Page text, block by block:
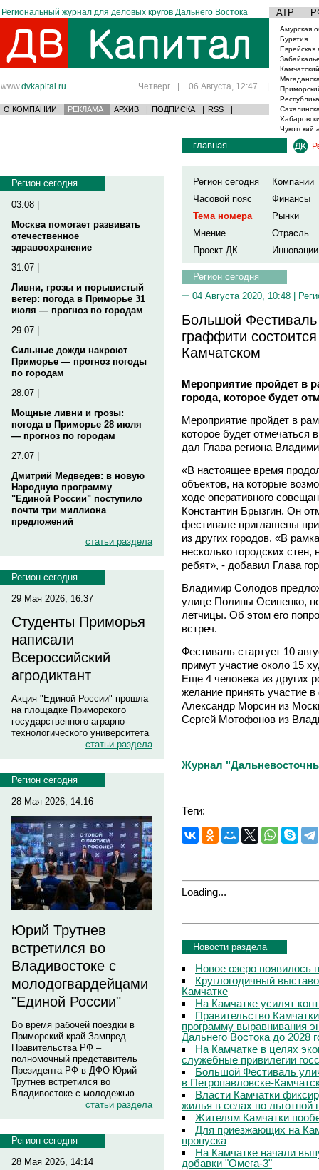
Региональный журнал для деловых кругов Дальнего Востока АТР
www.dvkapital.ru Четверг | 06 Августа, 12:47 |
О КОМПАНИИ РЕКЛАМА АРХИВ | ПОДПИСКА | RSS |
Амурская
Бурятия
Еврейская
Чукотский
Регион сегодня
03.08 |
Москва помогает развивать
отечественное
здравоохранение
31.07 |
Ливни, грозы и порывистый
ветер: погода в Приморье 31
июля — прогноз по городам
29.07 |
Сильные дожди накроют
Приморье — прогноз погоды
по городам
28.07 |
Мощные ливни и грозы:
погода в Приморье 28 июля
— прогноз по городам
27.07 |
Дмитрий Медведев: в новую
Народную программу
"Единой России" поступило
почти три миллиона
предложений
статьи раздела
Регион сегодня
29 Мая 2026, 16:37
Студенты Приморья
написали
Всероссийский
агродиктант
Акция "Единой России" прошла
на площадке Приморского
государственного аграрно-
технологического университета
статьи раздела
Регион сегодня
28 Мая 2026, 14:16
Юрий Трутнев
встретился во
Владивостоке с
молодогвардейцами
"Единой России"
Во время рабочей поездки в
Приморский край Зампред
Правительства РФ –
полномочный представитель
Президента РФ в ДФО Юрий
Трутнев встретился во
Владивостоке с молодежью.
статьи раздела
Регион сегодня
28 Мая 2026, 14:14
главная
Регион сегодня
Компании
Часовой пояс
Финансы
Тема номера
Рынки
Мнение
Отрасль
Проект ДК
Инновации
Регион сегодня
04 Августа 2020, 10:48 |
Большой Фестиваль
граффити
Камчатском
Мероприятие пройдет в
города, которое будет
Мероприятие пройдет в
которое будет отмечаться
дал Глава региона
«В настоящее время
объектов, на которые
ходе оперативного
Константин Брызгин. Он
фестивале приглашены
из других городов. «В
несколько городских
ребят», - добавил Глава
Владимир Солодов
улице Полины Осипенко,
летчицы. Об этом его
встреч.
Фестиваль стартует 10
примут участие около 15
Еще 4 человека из других
желание принять участие
Александр Морсин из
Сергей Мотофонов из
Журнал
Теги:
Loading...
Новости раздела
Новое озеро появилось
Круглогодичный
Камчатке
На Камчатке усилят
Правительство
программу выравнивания
Дальнего Востока до 2028
На Камчатке в целях
служебные привилегии
Большой Фестиваль
в Петропавловске-
Власти Камчатки
жилья в селах по льготной
Жителям Камчатки
Для приезжающих на
пропуска
На Камчатке начали
добавки "Омега-3"